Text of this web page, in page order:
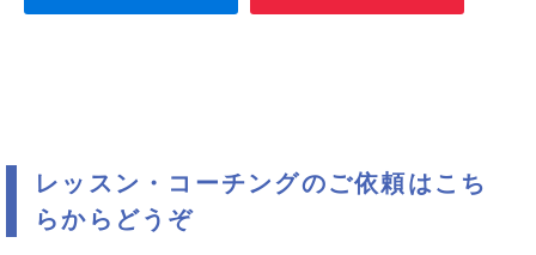
レッスン・コーチングのご依頼はこち
らからどうぞ